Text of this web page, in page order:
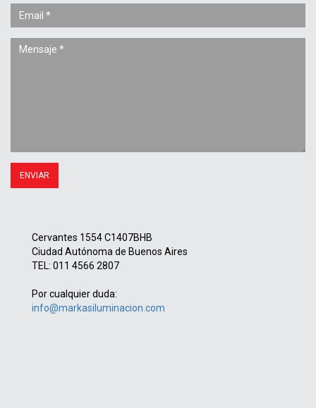
Cervantes 1554 C1407BHB
Ciudad Autónoma de Buenos Aires
TEL: 011 4566 2807
Por cualquier duda:
info@markasiluminacion.com